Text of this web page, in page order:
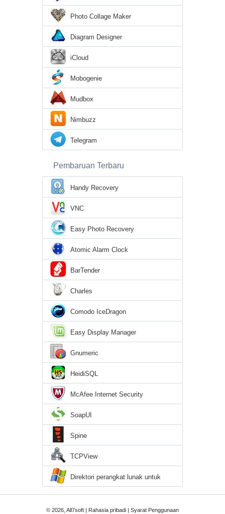
Photo Collage Maker
Diagram Designer
iCloud
Mobogenie
Mudbox
Nimbuzz
Telegram
Pembaruan Terbaru
Handy Recovery
VNC
Easy Photo Recovery
Atomic Alarm Clock
BarTender
Charles
Comodo IceDragon
Easy Display Manager
Gnumeric
HeidiSQL
McAfee Internet Security
SoapUI
Spine
TCPView
Direktori perangkat lunak untuk
Windows 7
© 2026, All7soft | Rahasia pribadi | Syarat Penggunaan